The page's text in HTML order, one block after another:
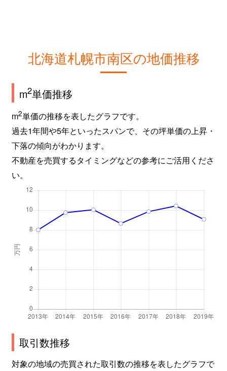
北海道札幌市南区の地価推移
m2単価推移
m2単価の推移を表したグラフです。
過去1年間や5年といったスパンで、その坪単価の上昇・
下落の傾向がわかります。
不動産を売買するタイミングなどの参考にご活用くださ
い。
取引数推移
対象の地域の売買された取引数の推移を表したグラフで